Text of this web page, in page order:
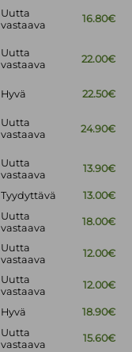
Uutta
vastaava
16.80€
Uutta
vastaava
22.00€
Hyvä
22.50€
Uutta
vastaava
24.90€
Uutta
vastaava
13.90€
Tyydyttävä 13.00€
Uutta
vastaava
18.00€
Uutta
vastaava
12.00€
Uutta
vastaava
12.00€
Hyvä 18.90€
Uutta
vastaava
15.60€